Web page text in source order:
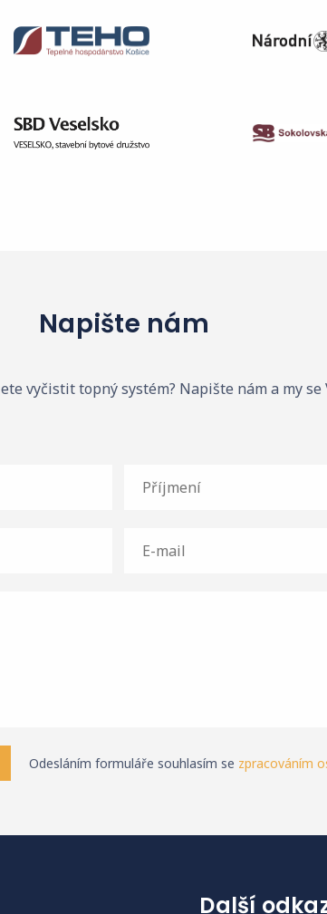
Napište nám
vyčistit topný systém? Napište nám a my se
Odesláním formuláře souhlasím se zpracováním
Další